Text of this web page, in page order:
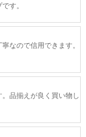
す。
なので信用できます。
品揃えが良く買い物し